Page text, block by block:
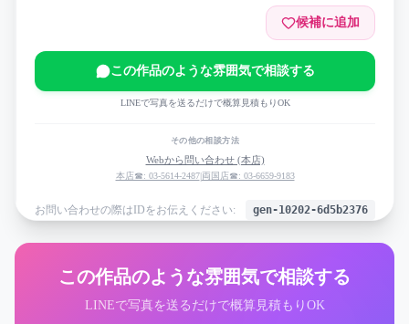
候補に追加
この作品のような雰囲気で相談する
LINEで写真を送るだけで概算見積もりOK
その他の相談方法
Webから問い合わせ (本店)
本店☎: 03-5614-2487|両国店☎: 03-6659-9183
お問い合わせの際はIDをお伝えください: gen-10202-6d5b2376
この作品のような雰囲気で相談する
LINEで写真を送るだけで概算見積もりOK